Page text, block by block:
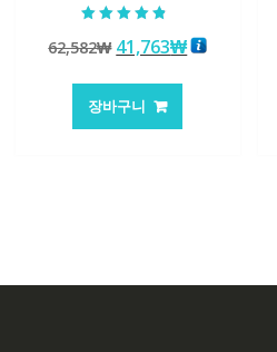
4.50
로 평가됨
62,582₩ 원
가
격:
41,763₩현
장바구니